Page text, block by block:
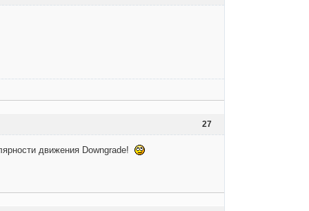
27
движения Downgrade!